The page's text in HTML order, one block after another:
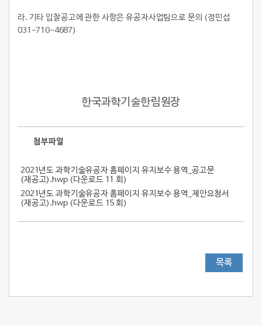
라. 기타 입찰공고에 관한 사항은 유공자사업팀으로 문의 (정민섭
031-710-4687)
한국과학기술한림원장
첨부파일
2021년도 과학기술유공자 홈페이지 유지보수 용역_공고문
(재공고).hwp (다운로드 11 회 )
2021년도 과학기술유공자 홈페이지 유지보수 용역_제안요청서
(재공고).hwp (다운로드 15 회)
목록